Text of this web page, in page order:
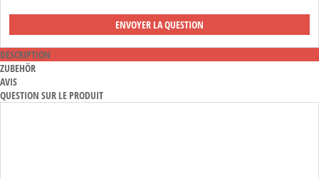
DESCRIPTION
ZUBEHÖR
AVIS
QUESTION SUR LE PRODUIT